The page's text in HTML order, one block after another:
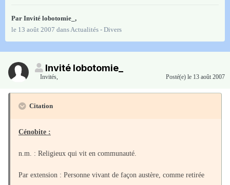
Par Invité lobotomie_,
le 13 août 2007 dansActualités - Divers
Invité lobotomie_
Invités, Posté(e) le 13 août 2007
Citation
Cénobite :
n.m. : Religieux qui vit en communauté.
Par extension : Personne vivant de façon austère, comme retirée